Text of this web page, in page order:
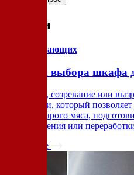
Статьи
для начинающих
Нюансы выбора шкафа
Выдержка, созревание или
подготовки, который
свежего сырого мяса,
приготовления или
Подробнее